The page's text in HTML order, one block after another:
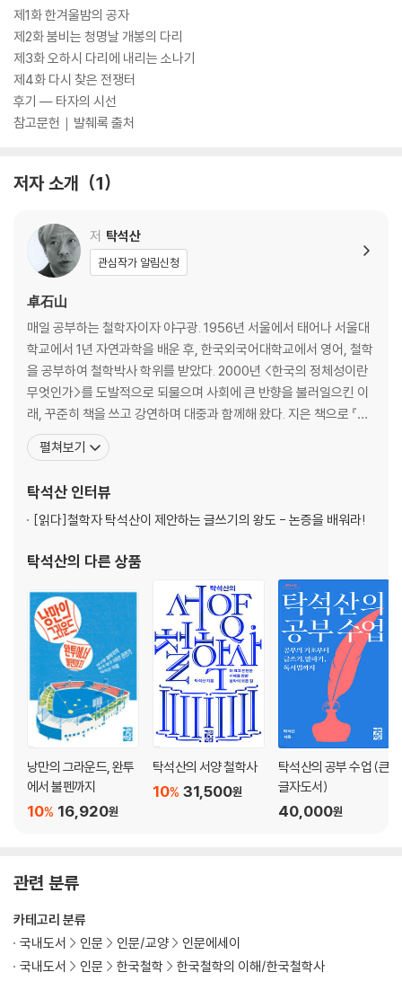
제1화 한겨울밤의 공자
제2화 붐비는 청명날 개봉의 다리
제3화 오하시 다리에 내리는 소나기
제4화 다시 찾은 전쟁터
후기 ― 타자의 시선
참고문헌｜발췌록 출처
저자 소개 1
저 탁석산
관심작가 알림신청
卓石山
매일 공부하는 철학자이자 야구광. 1956년 서울에서 태어나 서울대
학교에서 1년 자연과학을 배운 후, 한국외국어대학교에서 영어, 철학
을 공부하여 철학박사 학위를 받았다. 2000년 <한국의 정체성이란
무엇인가>를 도발적으로 되물으며 사회에 큰 반향을 불러일으킨 이
래, 꾸준히 책을 쓰고 강연하며 대중과 함께해 왔다. 지은 책으로 『한
국의 정체성』, 『오류를 알면 논리가 보인다』, 『철학 읽어주는 남자』,
『탁석산의 한국의 민족주의를 말한다』, 『탁석산의 글쓰기』, 『대한민
길다』, 『준비가 알차면 직업이 즐겁다
펼쳐보기
탁석산 인터뷰
[읽다]철학자 탁석산이 제안하는 글쓰기의 왕도 - 논증을 배워라!
탁석산의 다른 상품
낭만의 그라운드, 완투
에서 불펜까지
16,920원
10%
탁석산의 서양 철학사
31,500원
10%
탁석산의 공부 수업 (큰
글자도서)
40,000원
관련 분류
카테고리 분류
국내도서
인문 인문/교양
인문에세이
국내도서
인문 한국철학 한국철학의 이해/한국철학사